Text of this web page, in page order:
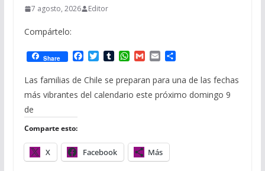
7 agosto, 2026 Editor
Compártelo:
Share
F
c
b
T
i
t
T
m
b
l
W
a
t
s
G
a
l
E
a
l
C
m
a
Las familias de Chile se preparan para una de las fechas
más vibrantes del calendario este próximo domingo 9
de
Comparte esto:
X Facebook Más